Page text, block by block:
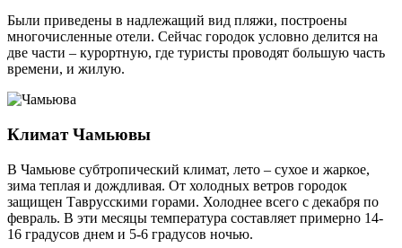
Были приведены в надлежащий вид пляжи, построены
многочисленные отели. Сейчас городок условно делится на
две части – курортную, где туристы проводят большую часть
времени, и жилую.
Климат Чамьювы
В Чамьюве субтропический климат, лето – сухое и жаркое,
зима теплая и дождливая. От холодных ветров городок
защищен Таврусскими горами. Холоднее всего с декабря по
февраль. В эти месяцы температура составляет примерно 14-
16 градусов днем и 5-6 градусов ночью.